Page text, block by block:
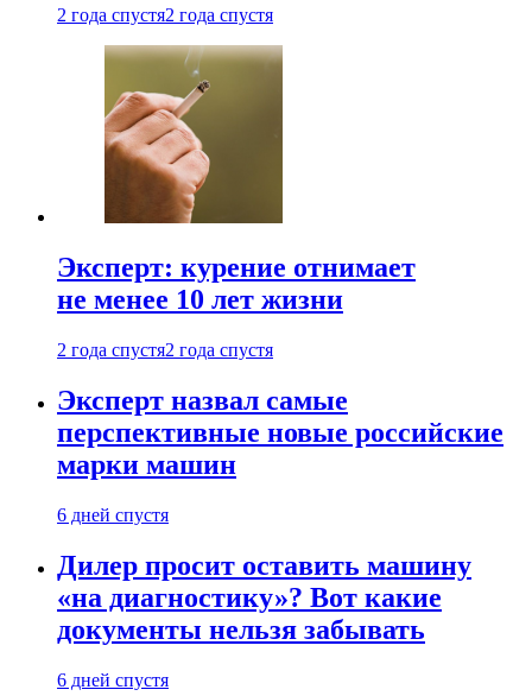
2 года спустя2 года спустя
Эксперт: курение отнимает
не менее 10 лет жизни
2 года спустя2 года спустя
Эксперт назвал самые
перспективные новые российские
марки машин
6 дней спустя
Дилер просит оставить машину
«на диагностику»? Вот какие
документы нельзя забывать
6 дней спустя